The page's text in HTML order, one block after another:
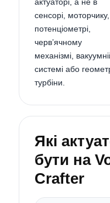
сенсорі, моторчику,
потенціометрі,
черв’ячному
механізмі,
системі або
турбіни.
Які
бути на
Crafter